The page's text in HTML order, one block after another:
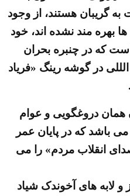
گریبان هستند، از وجود
بهره مند نشده اند، خود
که در چنبره بحران
در گوشه رینگ «فریاد
همان دروغگویی و عوام
باشد که در پایان عمر
انقلاب مردم» را می
لابه های آخوندک شیاد